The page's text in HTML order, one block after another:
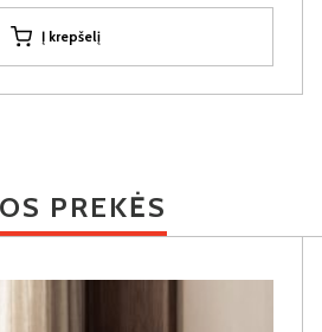
Į krepšelį
PREKĖS